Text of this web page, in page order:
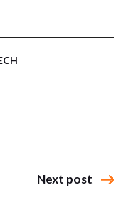
Next post